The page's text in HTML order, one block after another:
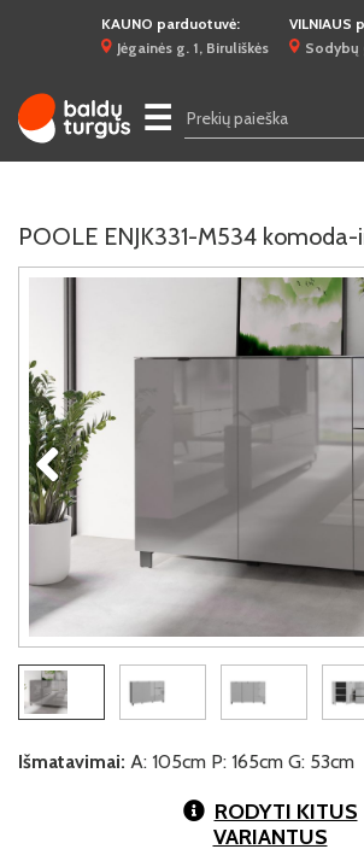
KAUNO parduotuvė:
Jėgainės g. 1, Biruliškės
VILNIAUS
Sodybų
☰
POOLE ENJK331-M534
Išmatavimai: A: 105cm P: 165cm G: 53cm
RODYTI KITUS
VARIANTUS